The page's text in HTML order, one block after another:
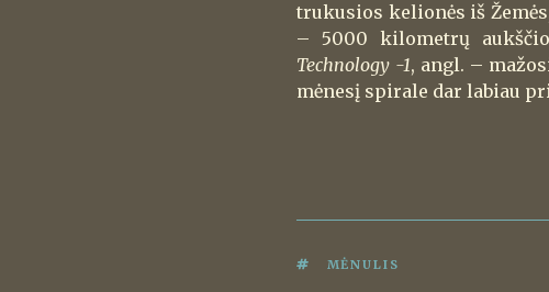
trukusios kelionės iš
– 5000 kilometrų
Technology -1, angl. –
mėnesį spirale dar labiau
ŽYMOS
MĖNULIS